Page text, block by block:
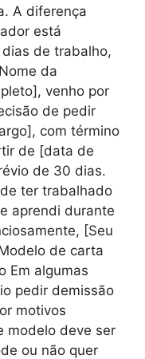
A diferença
está
de trabalho,
da
venho por
de pedir
com término
de [data de
de 30 dias.
ter trabalhado
aprendi durante
[Seu
de carta
Em algumas
pedir demissão
motivos
modelo deve ser
ou não quer